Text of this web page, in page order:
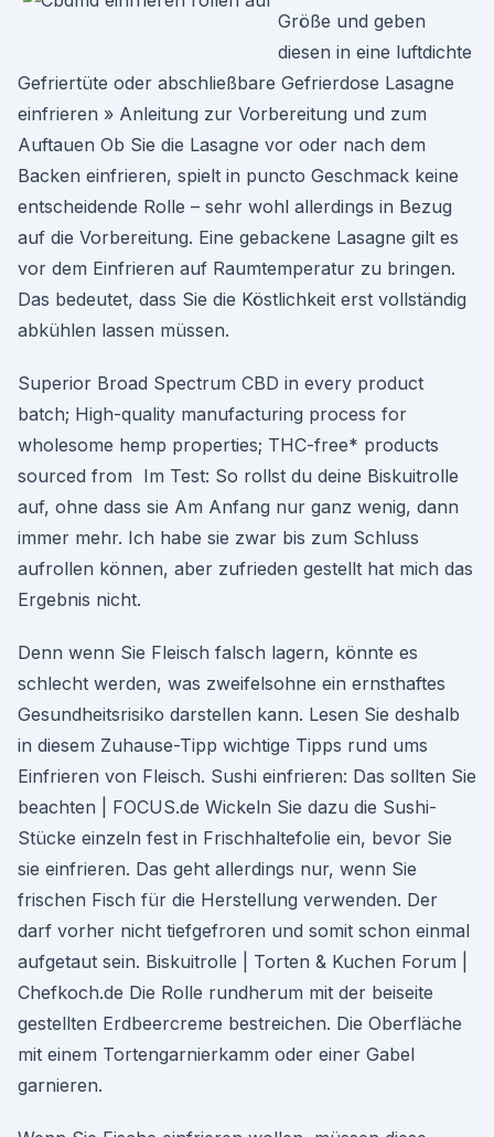
Größe und geben
diesen in eine luftdichte
Gefriertüte oder abschließbare Gefrierdose Lasagne
einfrieren » Anleitung zur Vorbereitung und zum
Auftauen Ob Sie die Lasagne vor oder nach dem
Backen einfrieren, spielt in puncto Geschmack keine
entscheidende Rolle – sehr wohl allerdings in Bezug
auf die Vorbereitung. Eine gebackene Lasagne gilt es
vor dem Einfrieren auf Raumtemperatur zu bringen.
Das bedeutet, dass Sie die Köstlichkeit erst vollständig
abkühlen lassen müssen.
Superior Broad Spectrum CBD in every product
batch; High-quality manufacturing process for
wholesome hemp properties; THC-free* products
sourced from Im Test: So rollst du deine Biskuitrolle
auf, ohne dass sie Am Anfang nur ganz wenig, dann
immer mehr. Ich habe sie zwar bis zum Schluss
aufrollen können, aber zufrieden gestellt hat mich das
Ergebnis nicht.
Denn wenn Sie Fleisch falsch lagern, könnte es
schlecht werden, was zweifelsohne ein ernsthaftes
Gesundheitsrisiko darstellen kann. Lesen Sie deshalb
in diesem Zuhause-Tipp wichtige Tipps rund ums
Einfrieren von Fleisch. Sushi einfrieren: Das sollten Sie
beachten | FOCUS.de Wickeln Sie dazu die Sushi-
Stücke einzeln fest in Frischhaltefolie ein, bevor Sie
sie einfrieren. Das geht allerdings nur, wenn Sie
frischen Fisch für die Herstellung verwenden. Der
darf vorher nicht tiefgefroren und somit schon einmal
aufgetaut sein. Biskuitrolle | Torten & Kuchen Forum |
Chefkoch.de Die Rolle rundherum mit der beiseite
gestellten Erdbeercreme bestreichen. Die Oberfläche
mit einem Tortengarnierkamm oder einer Gabel
garnieren.